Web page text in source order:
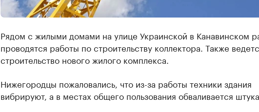
Рядом с жилыми домами на улице Украинской в Канавинском
проводятся работы по строительству коллектора. Также
строительство нового жилого комплекса.
Нижегородцы пожаловались, что из-за работы техники здания
вибрируют, а в местах общего пользования обваливается